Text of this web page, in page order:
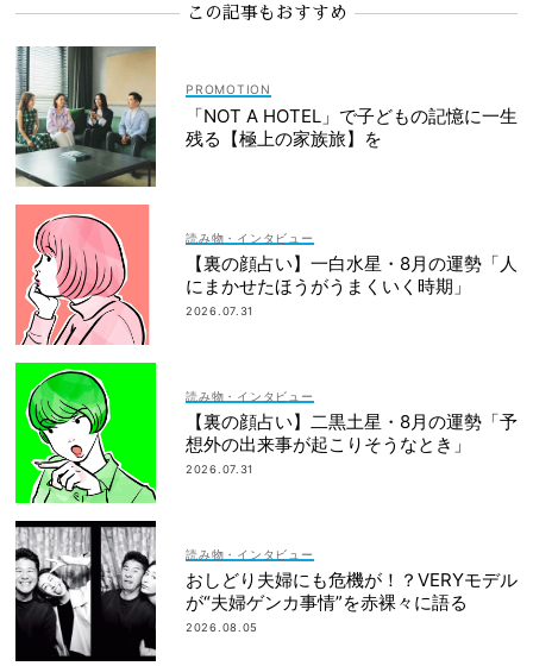
この記事もおすすめ
「NOT A HOTEL」で子どもの記憶に一生
残る【極上の家族旅】を
読み物・インタビュー
【裏の顔占い】一白水星・8月の運勢「人
にまかせたほうがうまくいく時期」
2026.07.31
読み物・インタビュー
【裏の顔占い】二黒土星・8月の運勢「予
想外の出来事が起こりそうなとき」
2026.07.31
読み物・インタビュー
おしどり夫婦にも危機が！？VERYモデル
が“夫婦ゲンカ事情”を赤裸々に語る
2026.08.05